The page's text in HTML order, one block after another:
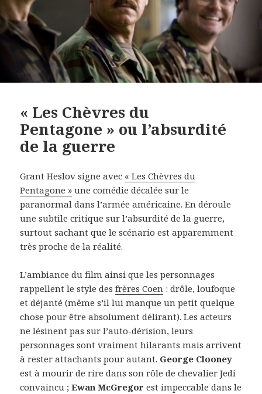
« Les Chèvres du
Pentagone » ou l’absurdité
de la guerre
Grant Heslov signe avec « Les Chèvres du
Pentagone » une comédie décalée sur le
paranormal dans l’armée américaine. En déroule
une subtile critique sur l’absurdité de la guerre,
surtout sachant que le scénario est apparemment
très proche de la réalité.
L’ambiance du film ainsi que les personnages
rappellent le style desfrères Coen : drôle, loufoque
et déjanté (même s’il lui manque un petit quelque
chose pour être absolument délirant). Les acteurs
ne lésinent pas sur l’auto-dérision, leurs
personnages sont vraiment hilarants mais arrivent
à rester attachants pour autant. George Clooney
est à mourir de rire dans son rôle de chevalier Jedi
convaincu ;Ewan McGregor est impeccable dans le